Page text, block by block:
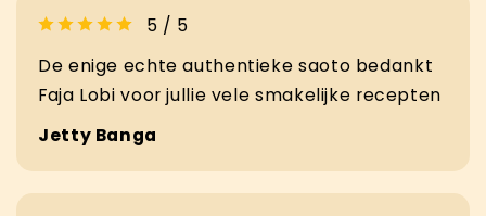
5 / 5
De enige echte authentieke saoto bedankt
Faja Lobi voor jullie vele smakelijke recepten
Jetty Banga